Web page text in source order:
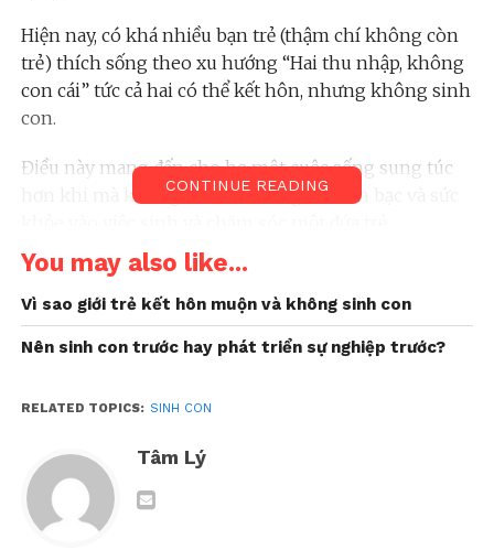
Hiện nay, có khá nhiều bạn trẻ (thậm chí không còn
trẻ) thích sống theo xu hướng “Hai thu nhập, không
con cái” tức cả hai có thể kết hôn, nhưng không sinh
con.
Điều này mang đến cho họ một cuộc sống sung túc
hơn khi mà không cần tốn thời gian, tiền bạc và sức
CONTINUE READING
You may also like...
Vì sao giới trẻ kết hôn muộn và không sinh con
Nên sinh con trước hay phát triển sự nghiệp trước?
RELATED TOPICS: SINH CON
Tâm Lý